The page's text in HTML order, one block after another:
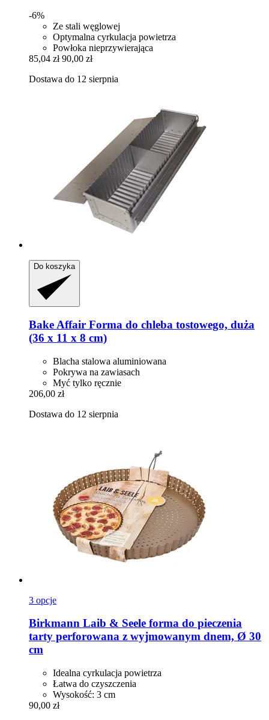
-6%
Ze stali węglowej
Optymalna cyrkulacja powietrza
Powłoka nieprzywierająca
85,04 zł 90,00 zł
Dostawa do 12 sierpnia
Do koszyka
Bake Affair Forma do chleba tostowego, duża
(36 x 11 x 8 cm)
Blacha stalowa aluminiowana
Pokrywa na zawiasach
Myć tylko ręcznie
206,00 zł
Dostawa do 12 sierpnia
3 opcje
Birkmann Laib & Seele forma do pieczenia
tarty perforowana z wyjmowanym dnem, Ø 30
cm
Idealna cyrkulacja powietrza
Łatwa do czyszczenia
Wysokość: 3 cm
90,00 zł